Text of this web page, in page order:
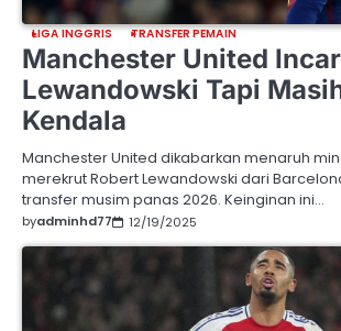
LIGA INGGRIS TRANSFER PEMAIN
Manchester United
Lewandowski Tapi
Kendala
Manchester United dikabarkan menaruh
merekrut Robert Lewandowski dari
transfer musim panas 2026. Keinginan ini…
byadminhd77 12/19/2025